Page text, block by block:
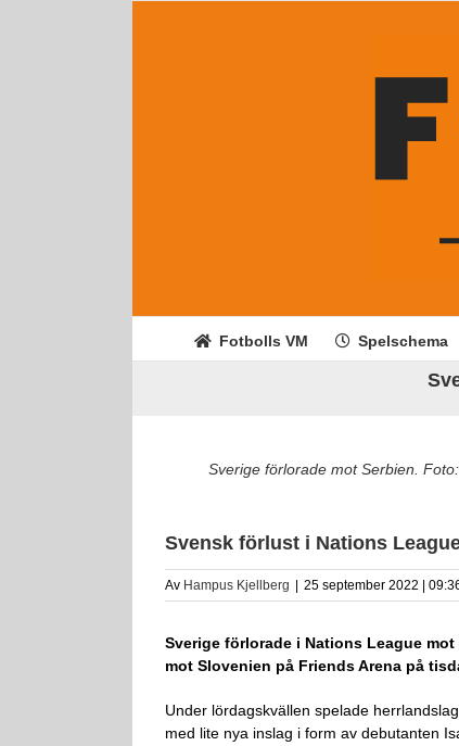
Fotbolls VM Spelschema
Sverige förlorade mot Serbien.
Svensk förlust i Nations
Av Hampus Kjellberg 25 september 2022 |
Sverige förlorade i Nations League
mot Slovenien på Friends Arena på
Under lördagskvällen spelade
med lite nya inslag i form av debutanten